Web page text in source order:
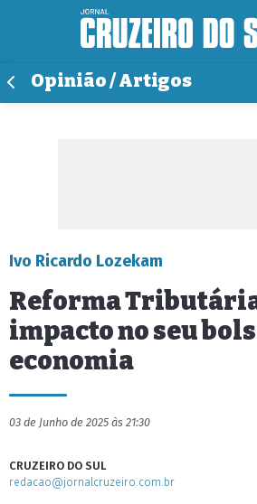
Opinião / Artigos
Ivo Ricardo Lozekam
Reforma Tributária
impacto no seu
economia
03 de Junho de 2025 às 21:30
CRUZEIRO DO SUL
redacao@jornalcruzeiro.com.br